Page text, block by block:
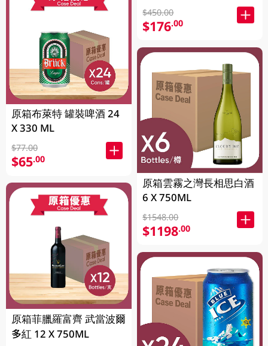
原箱布萊特 罐裝啤酒 24
X 330 ML
$77.00
$65.00
原箱菲臘羅富齊 武當波爾
多紅 12 X 750ML
$450.00
$176.00
原箱雲霧之灣長相思白酒
6 X 750ML
$1548.00
$1198.00